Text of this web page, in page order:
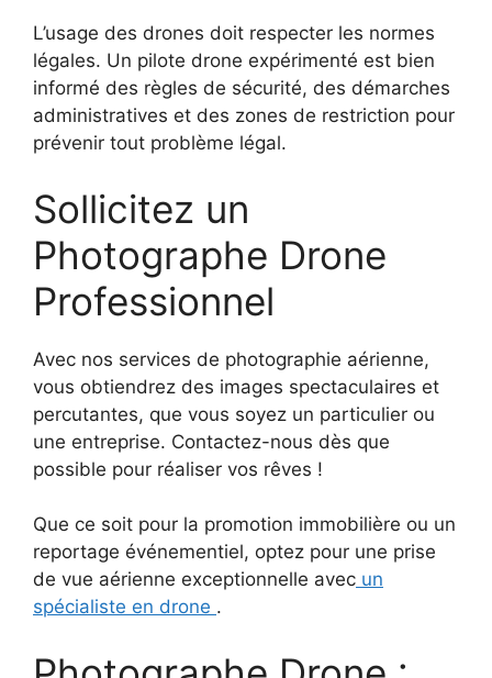
L’usage des drones doit respecter les normes
légales. Un pilote drone expérimenté est bien
informé des règles de sécurité, des démarches
administratives et des zones de restriction pour
prévenir tout problème légal.
Sollicitez un
Photographe Drone
Professionnel
Avec nos services de photographie aérienne,
vous obtiendrez des images spectaculaires et
percutantes, que vous soyez un particulier ou
une entreprise. Contactez-nous dès que
possible pour réaliser vos rêves !
Que ce soit pour la promotion immobilière ou un
reportage événementiel, optez pour une prise
de vue aérienne exceptionnelle avec un
spécialiste en drone .